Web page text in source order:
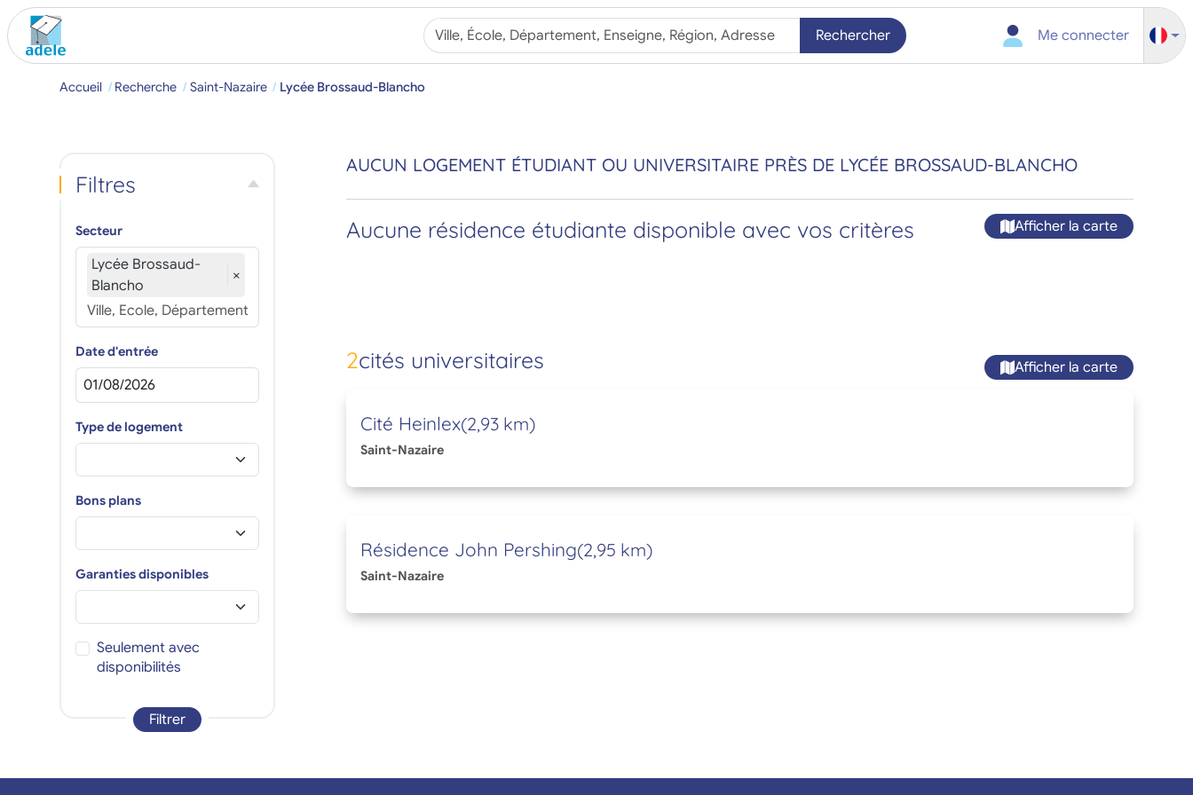
Rechercher Me connecter
Accueil Recherche Saint-Nazaire Lycée Brossaud-Blancho
AUCUN LOGEMENT ÉTUDIANT OU UNIVERSITAIRE PRÈS DE LYCÉE BROSSAUD-BLANCHO
Aucune résidence étudiante disponible avec vos critères Afficher la carte
2cités universitaires Afficher la carte
Cité Heinlex(2,93 km)
Saint-Nazaire
Résidence John Pershing(2,95 km)
Saint-Nazaire
Filtres
Secteur
Lycée Brossaud-
Blancho
×
Date d'entrée
Type de logement
Bons plans
Garanties disponibles
Seulement avec
disponibilités
Filtrer